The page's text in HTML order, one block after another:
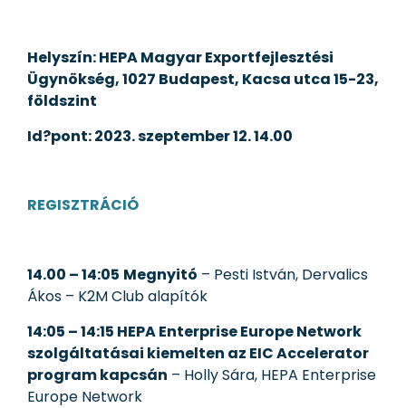
Helyszín:HEPA Magyar Exportfejlesztési
Ügynökség, 1027 Budapest, Kacsa utca 15-23,
földszint
Id?pont: 2023. szeptember 12. 14.00
REGISZTRÁCIÓ
14.00 – 14:05 Megnyitó – Pesti István, Dervalics
Ákos – K2M Club alapítók
14:05 – 14:15 HEPA Enterprise Europe Network
szolgáltatásai kiemelten az EIC Accelerator
program kapcsán – Holly Sára, HEPA Enterprise
Europe Network